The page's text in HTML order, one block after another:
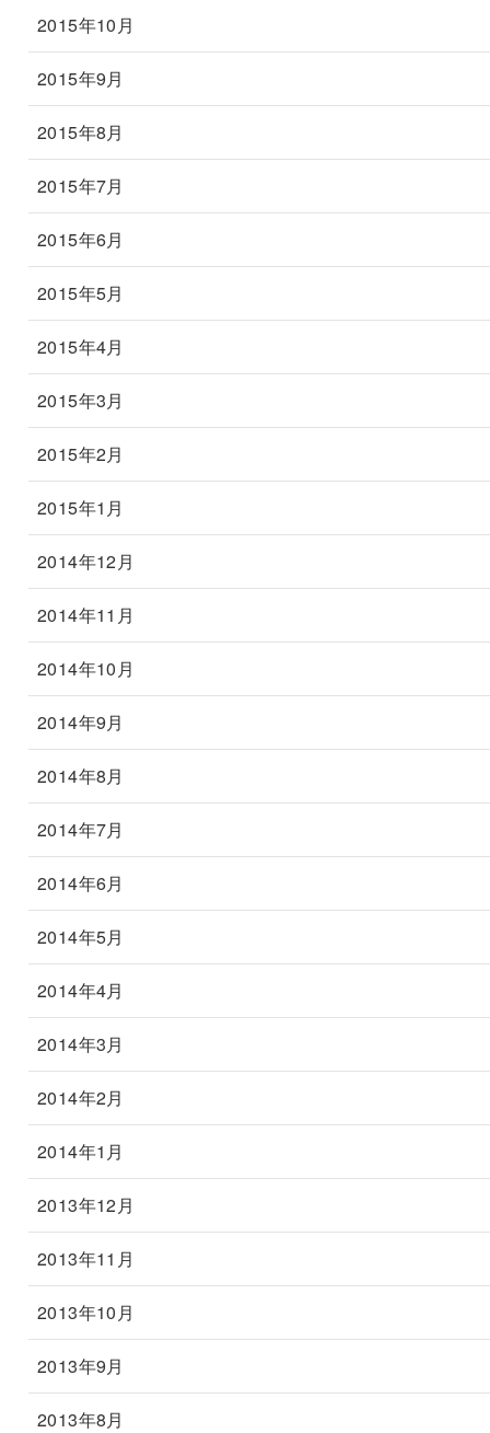
2015年10月
2015年9月
2015年8月
2015年7月
2015年6月
2015年5月
2015年4月
2015年3月
2015年2月
2015年1月
2014年12月
2014年11月
2014年10月
2014年9月
2014年8月
2014年7月
2014年6月
2014年5月
2014年4月
2014年3月
2014年2月
2014年1月
2013年12月
2013年11月
2013年10月
2013年9月
2013年8月